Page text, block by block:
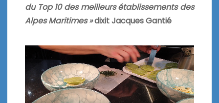
du Top 10 des meilleursétablissements des
Alpes Maritimes »dixit Jacques Gantié